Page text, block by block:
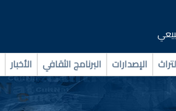
الإصدارات البرنامج الثقافي الأخبار